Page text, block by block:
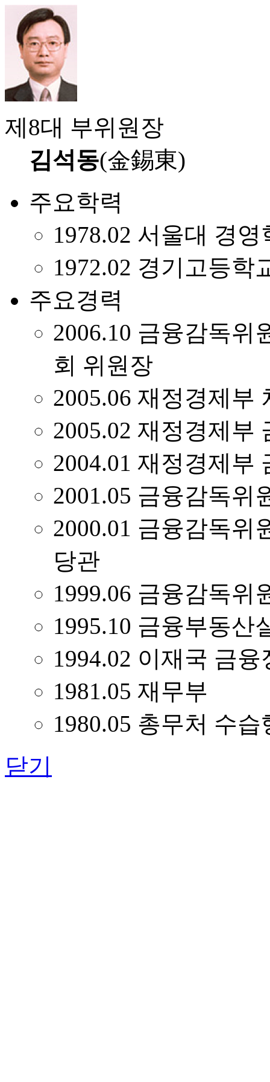
제8대 부위원장
김석동(金錫東)
주요학력
1978.02 서울대 경영
1972.02 경기고등학
주요경력
2006.10 금융감독위
회 위원장
2005.06 재정경제부
2005.02 재정경제부
2004.01 재정경제부
2001.05 금융감독위
2000.01 금융감독위
당관
1999.06 금융감독위
1995.10 금융부동산
1994.02 이재국 금융
1981.05 재무부
1980.05 총무처 수습
닫기